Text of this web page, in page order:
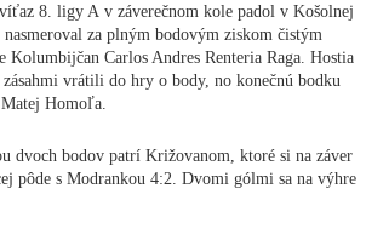
8. ligy A v záverečnom kole padol v Košolnej
za plným bodovým ziskom čistým
Kolumbijčan Carlos Andres Renteria Raga. Hostia
zásahmi vrátili do hry o body, no konečnú bodku
Homoľa.
dvoch bodov patrí Križovanom, ktoré si na záver
pôde s Modrankou 4:2. Dvomi gólmi sa na výhre